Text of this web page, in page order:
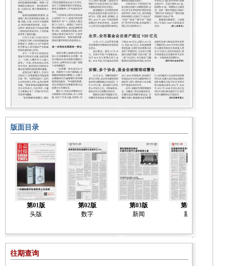
版面目录
第01版
头版
第02版
数字
第03版
新闻
第04版
新闻
往期查询